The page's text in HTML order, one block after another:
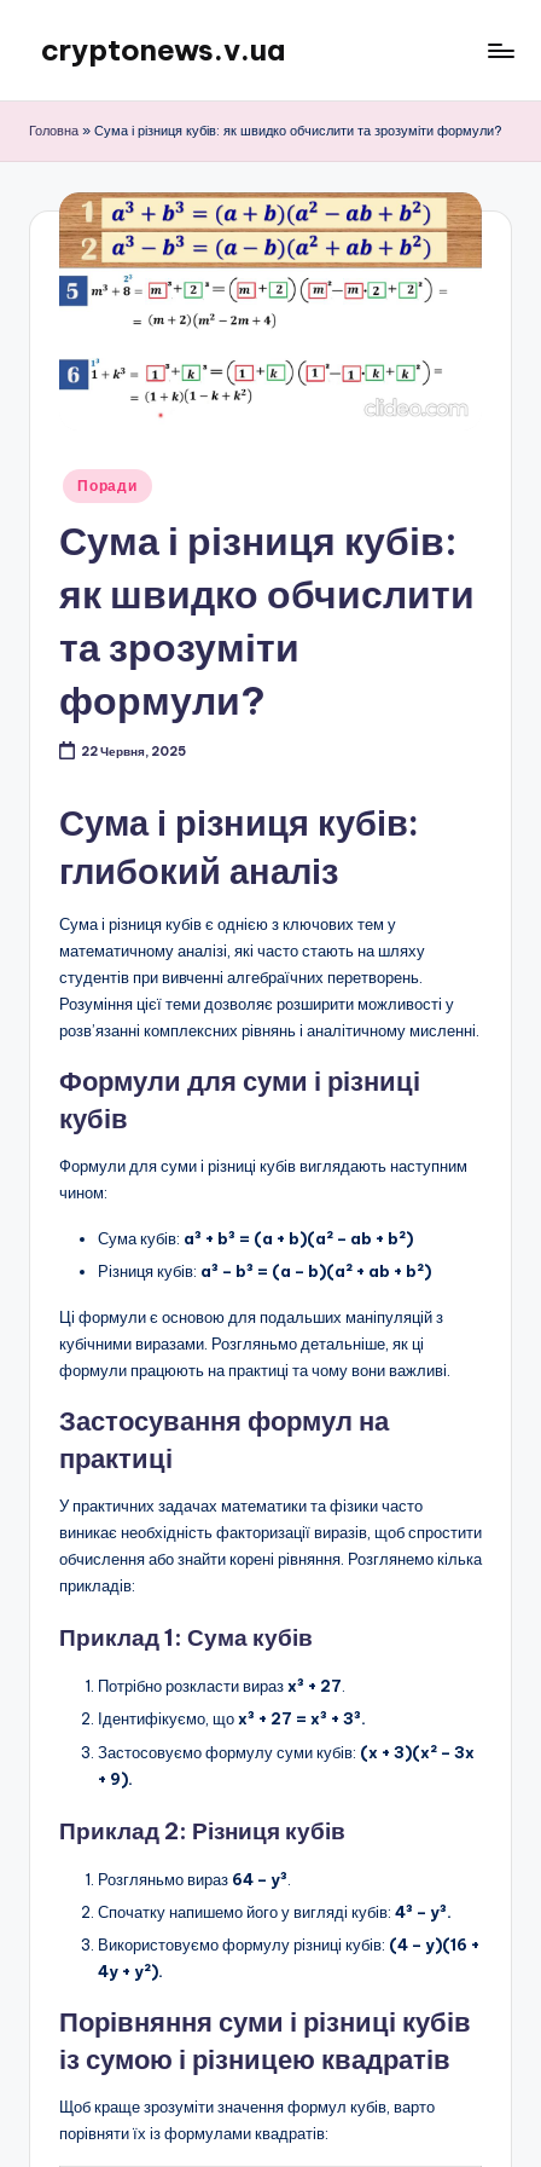
Перейти
вмісту
cryptonews.v.ua
криптовалют,
курси,
прогнози
гайди.
Головна » Сума і різниця кубів: як швидко обчислити та зрозуміти формули?
Опубліковано
Поради
Сума і різниця кубів:
як швидко обчислити
та зрозуміти
формули?
22 Червня, 2025
Сума і різниця кубів:
глибокий аналіз
Сума і різниця кубів є однією з ключових тем у
математичному аналізі, які часто стають на шляху
студентів при вивченні алгебраїчних перетворень.
Розуміння цієї теми дозволяє розширити можливості у
розв’язанні комплексних рівнянь і аналітичному мисленні.
Формули для суми і різниці
кубів
Формули для суми і різниці кубів виглядають наступним
чином:
Сума кубів: a³ + b³ = (a + b)(a² – ab + b²)
Різниця кубів: a³ – b³ = (a – b)(a² + ab + b²)
Ці формули є основою для подальших маніпуляцій з
кубічними виразами. Розгляньмо детальніше, як ці
формули працюють на практиці та чому вони важливі.
Застосування формул на
практиці
У практичних задачах математики та фізики часто
виникає необхідність факторизації виразів, щоб спростити
обчислення або знайти корені рівняння. Розглянемо кілька
прикладів:
Приклад 1: Сума кубів
Потрібно розкласти виразx³ + 27.
Ідентифікуємо, щоx³ + 27 = x³ + 3³.
Застосовуємо формулу суми кубів: (x + 3)(x² – 3x
+ 9).
Приклад 2: Різниця кубів
Розгляньмо вираз 64 – y³
Спочатку напишемо його у вигляді кубів: 4³ – y³.
Використовуємо формулу різниці кубів: (4 – y)(16 +
4y + y²).
Порівняння суми і різниці кубів
із сумою і різницею квадратів
Щоб краще зрозуміти значення формул кубів, варто
порівняти їх із формулами квадратів: